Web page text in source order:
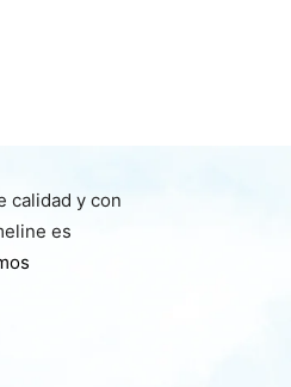
calidad y con
es